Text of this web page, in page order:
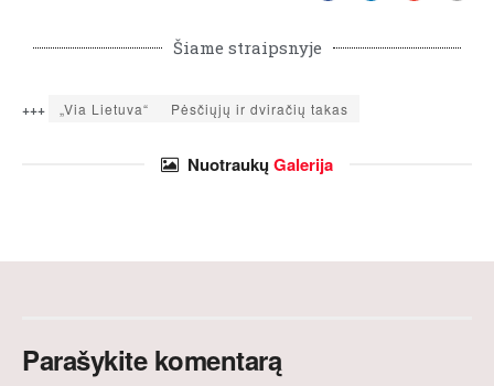
Šiame straipsnyje
+++ „Via Lietuva“ Pėsčiųjų ir dviračių takas
NuotraukųGalerija
Parašykite komentarą